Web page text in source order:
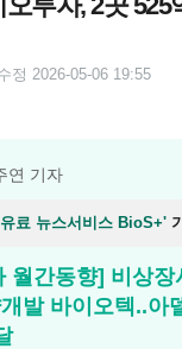
정 2026-05-06 19:55
연 기자
료 뉴스서비스 BioS+'
월간동향] 비상장
발 바이오텍..아